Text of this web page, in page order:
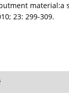
material:a
23: 299-309.